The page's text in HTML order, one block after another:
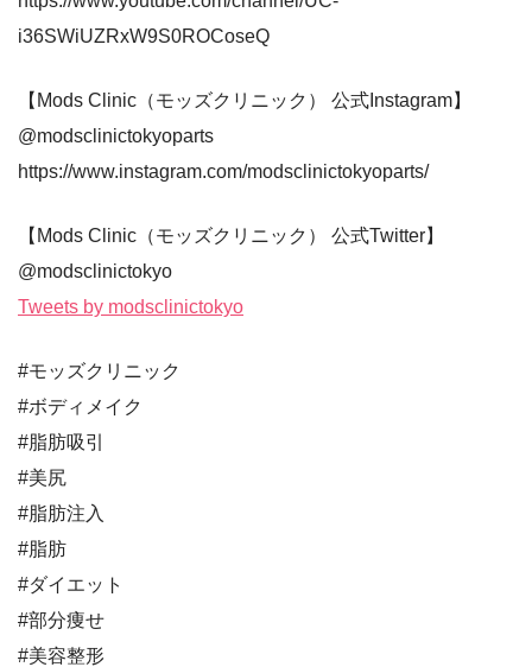
i36SWiUZRxW9S0ROCoseQ
【Mods Clinic（モッズクリニック） 公式Instagram】
@modsclinictokyoparts
https://www.instagram.com/modsclinictokyoparts/
【Mods Clinic（モッズクリニック） 公式Twitter】
@modsclinictokyo
Tweets by modsclinictokyo
#モッズクリニック
#ボディメイク
#脂肪吸引
#美尻
#脂肪注入
#脂肪
#ダイエット
#部分痩せ
#美容整形